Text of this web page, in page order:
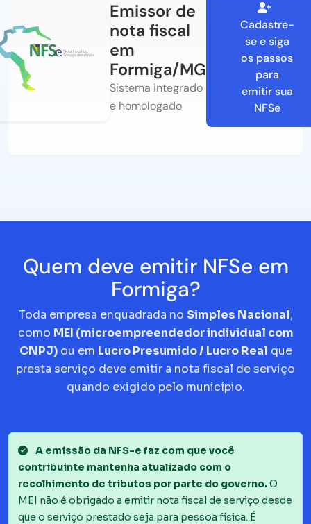
Emissor de
nota fiscal
em
Formiga/MG
Sistema integrado
e homologado
Cadastre-
se e siga
os passos
para
emitir sua
NFSe
Quem deve emitir NFSe em
Formiga?
Toda empresa enquadrada no Simples Nacional,
como MEI (microempreendedor individual com
CNPJ)ou em Lucro Presumido / Lucro Real que
presta serviço deve emitir a nota fiscal de serviço
quando exigido pelo município.
A emissão da NFS-e faz com que você
contribuinte mantenha atualizado com o
recolhimento de tributos por parte do governo.O
MEI não é obrigado a emitir nota fiscal de serviço desde
que o serviço prestado seja para pessoa física. É